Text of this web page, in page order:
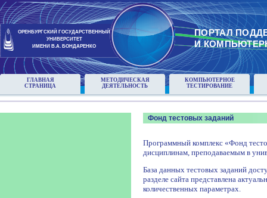
ОРЕНБУРГСКИЙ ГОСУДАРСТВЕННЫЙ
УНИВЕРСИТЕТ
ИМЕНИ В.А. БОНДАРЕНКО
ПОРТАЛ
И
ГЛАВНАЯ
СТРАНИЦА
МЕТОДИЧЕСКАЯ
ДЕЯТЕЛЬНОСТЬ
КОМПЬЮТЕРНОЕ
ТЕСТИРОВАНИЕ
Фонд тестовых заданий
Программный комплекс «Фонд
дисциплинам, преподаваемым в
База данных тестовых заданий
разделе сайта представлена
количественных параметрах.